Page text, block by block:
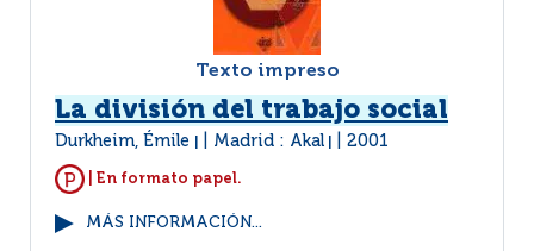
Texto impreso
La división del trabajo social
Durkheim, Émile Madrid : Akal 2001
| En formato papel.
MÁS INFORMACIÓN...